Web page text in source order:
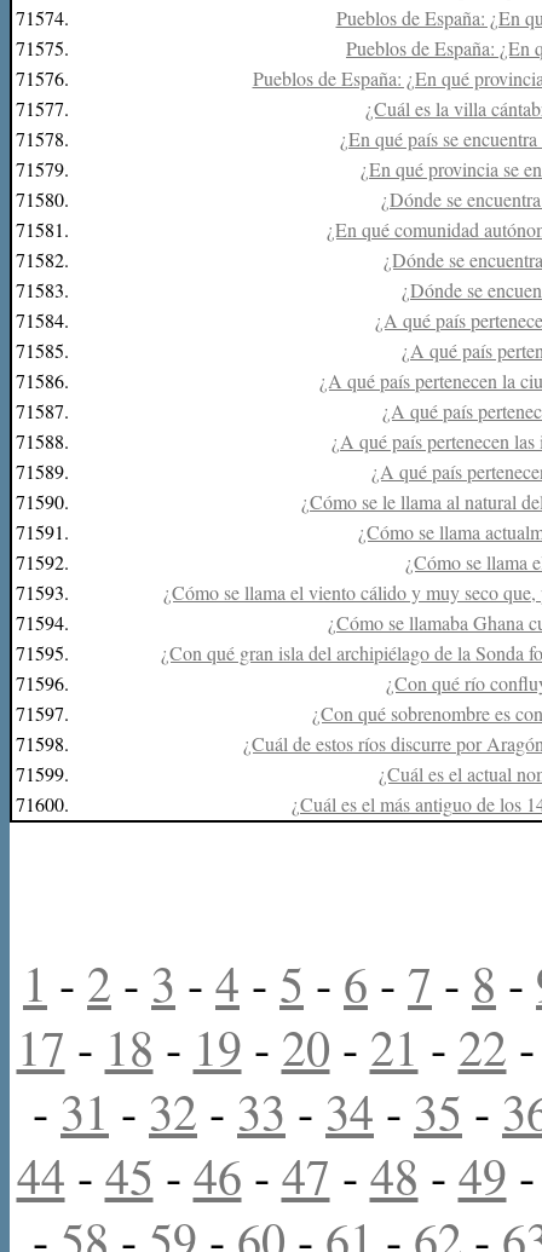
71574.
Pueblos de España: ¿En
71575.
Pueblos de España: ¿En
71576.
Pueblos de España: ¿En qué
71577.
¿Cuál es la villa
71578.
¿En qué país se
71579.
¿En qué provincia se
71580.
¿Dónde se
71581.
¿En qué comunidad
71582.
¿Dónde se
71583.
¿Dónde se
71584.
¿A qué país
71585.
¿A qué país
71586.
¿A qué país pertenecen la
71587.
¿A qué país
71588.
¿A qué país pertenecen
71589.
¿A qué país
71590.
¿Cómo se le llama al natural
71591.
¿Cómo se llama
71592.
¿Cómo se llama
71593.
¿Cómo se llama el viento cálido y muy seco
71594.
¿Cómo se llamaba Ghana
71595.
¿Con qué gran isla del archipiélago de la Sonda
71596.
¿Con qué río
71597.
¿Con qué sobrenombre es
71598.
¿Cuál de estos ríos discurre por
71599.
¿Cuál es el actual
71600.
¿Cuál es el más antiguo de los
1 - 2 - 3 - 4 - 5 - 6 - 7 - 8 -
17 - 18 - 19 - 20 - 21 - 22
- 31 - 32 - 33 - 34 - 35 -
44 - 45 - 46 - 47 - 48 - 49
- 58 - 59 - 60 - 61 - 62 -